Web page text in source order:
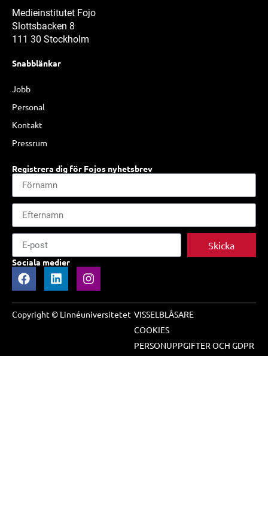
Medieinstitutet Fojo
Slottsbacken 8
111 30 Stockholm
Snabblänkar
Jobb
Personal
Kontakt
Pressrum
Registrera dig för Fojos nyhetsbrev
Skicka
Sociala medier
Copyright © Linnéuniversitetet VISSELBLÅSARE
COOKIES
PERSONUPPGIFTER OCH GDPR